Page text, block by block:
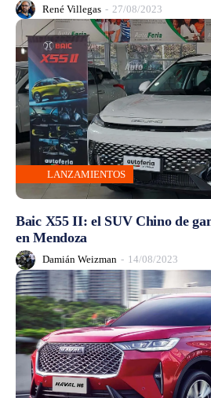
René Villegas - 27/08/2023
LANZAMIENTOS
Baic X55 II: el SUV Chino de
en Mendoza
Damián Weizman - 14/08/2023